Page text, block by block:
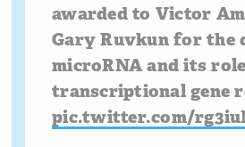
awarded to Victor
Gary Ruvkun for the
microRNA and its
transcriptional gene
pic.twitter.com/